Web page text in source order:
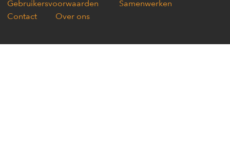
Gebruikersvoorwaarden
Samenwerken
Contact
Over ons